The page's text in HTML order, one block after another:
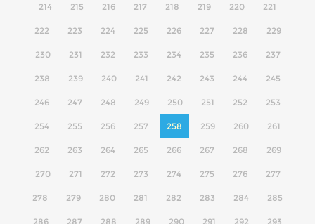
214 215 216 217 218 219 220 221
222 223 224 225 226 227 228 229
230 231 232 233 234 235 236 237
238 239 240 241 242 243 244 245
246 247 248 249 250 251 252 253
254 255 256 257 258 259 260 261
262 263 264 265 266 267 268 269
270 271 272 273 274 275 276 277
278 279 280 281 282 283 284 285
286 287 288 289 290 291 292 293